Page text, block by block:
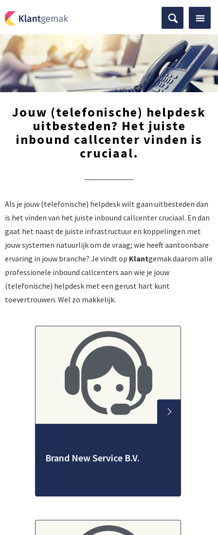
Jouw (telefonische) helpdesk
uitbesteden? Het juiste
inbound callcenter vinden is
cruciaal.
Als je jouw (telefonische) helpdesk wilt gaan uitbesteden dan
is het vinden van het juiste inbound callcenter cruciaal. En dan
gaat het naast de juiste infrastructuur en koppelingen met
jouw systemen natuurlijk om de vraag; wie heeft aantoonbare
ervaring in jouw branche? Je vindt op Klantgemak daarom alle
professionele inbound callcenters aan wie je jouw
(telefonische) helpdesk met een gerust hart kunt
toevertrouwen. Wel zo makkelijk.
Brand New Service B.V.